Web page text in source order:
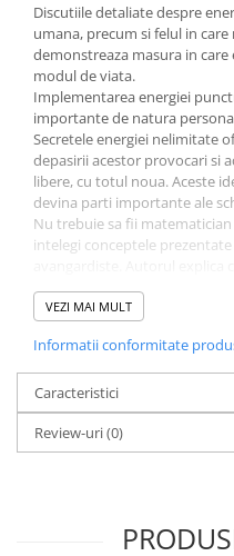
Discutiile detaliate despre
umana, precum si felul in
demonstreaza masura in
modul de viata.
Implementarea energiei
importante de natura
Secretele energiei nelimitate
depasirii acestor provocari si
libere, cu totul noua. Aceste
devina parti importante ale
Nu trebuie sa fii
intelegi conceptele
examinarea subiectului
stiintei, a fizicii si a
Rasa umana e formata din
facute dupa asemanarea
accesa abundenta nelimitata
raspandita in cosmos. Cartea
ideile, convingerile si
sufletul si facandu-ne inima
Inspirat de studii
VEZI MAI MULT
Informatii conformitate
Caracteristici
Review-uri(0)